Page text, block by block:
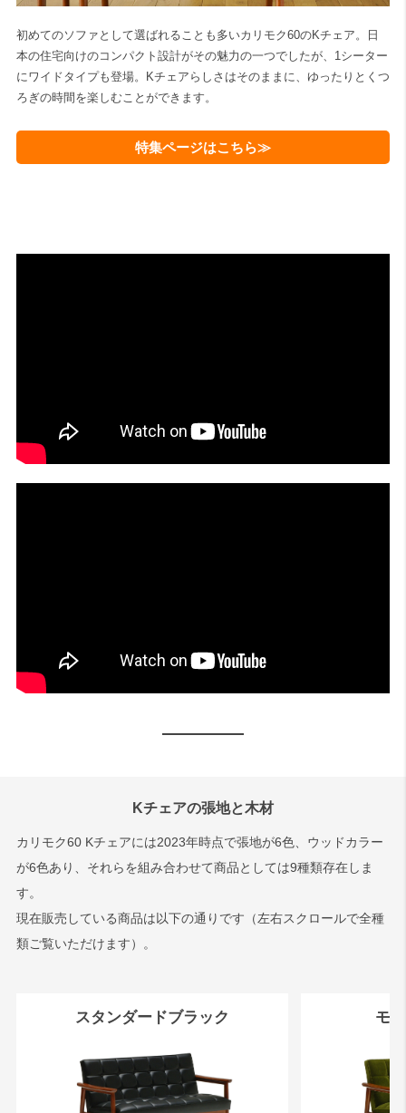
初めてのソファとして選ばれることも多いカリモク60のKチェア。日
本の住宅向けのコンパクト設計がその魅力の一つでしたが、1シーター
にワイドタイプも登場。Kチェアらしさはそのままに、ゆったりとくつ
ろぎの時間を楽しむことができます。
特集ページはこちら≫
Kチェアの張地と木材
カリモク60 Kチェアには2023年時点で張地が6色、ウッドカラー
が6色あり、それらを組み合わせて商品としては9種類存在しま
す。
現在販売している商品は以下の通りです（左右スクロールで全種
類ご覧いただけます）。
スタンダードブラック モ